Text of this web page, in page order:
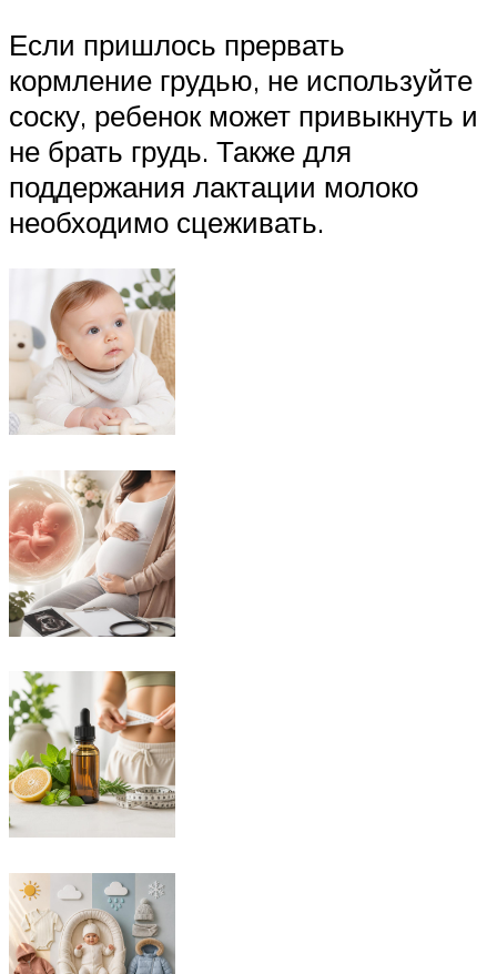
Если пришлось прервать
кормление грудью, не используйте
соску, ребенок может привыкнуть и
не брать грудь. Также для
поддержания лактации молоко
необходимо сцеживать.